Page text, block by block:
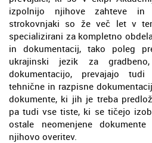
izpolnijo njihove zahteve in
strokovnjaki so že več let v
specializirani za kompletno
in dokumentacij, tako poleg
ukrajinski jezik za
dokumentacijo, prevajajo
tehnične in razpisne
dokumente, ki jih je treba
pa tudi vse tiste, ki se tičejo
ostale neomenjene
njihovo overitev.